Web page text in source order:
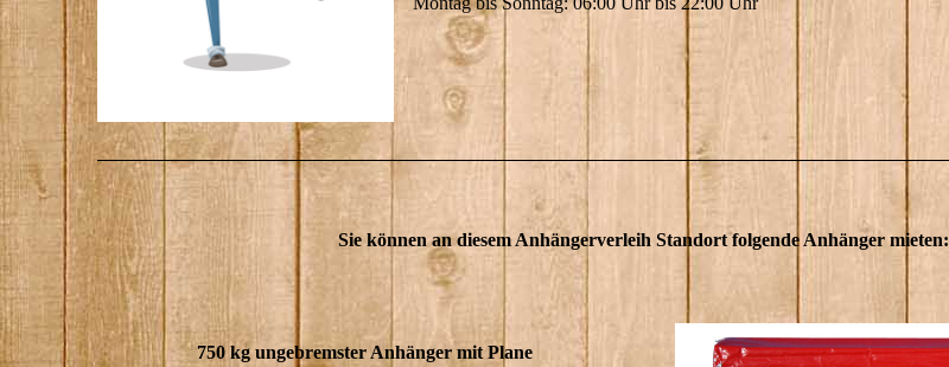
Sie können an diesem Anhängerverleih Standort folgende Anhänger mieten:
750 kg ungebremster Anhänger mit Plane